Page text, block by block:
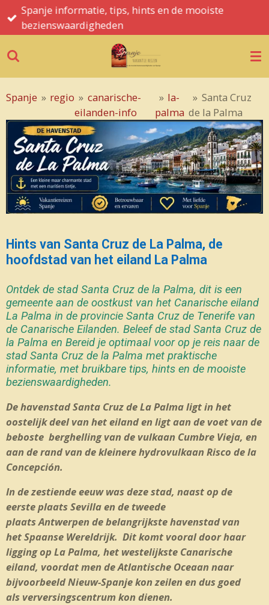
Ga
direct
de
Spanje informatie, tips, hints en de mooiste
bezienswaardigheden
Spanje » regio » canarische-
eilanden-info
» la-
palma
» Santa Cruz
de la Palma
Hints van Santa Cruz de La Palma, de
hoofdstad van het eiland La Palma
Ontdek de stad Santa Cruz de la Palma, dit is een
gemeente aan de oostkust van het Canarische eiland
La Palma in de provincie Santa Cruz de Tenerife van
de Canarische Eilanden. Beleef de stad Santa Cruz de
la Palma en Bereid je optimaal voor op je reis naar de
stad Santa Cruz de la Palma met praktische
informatie, met bruikbare tips, hints en de mooiste
bezienswaardigheden.
De havenstad Santa Cruz de La Palma ligt in het
oostelijk deel van het eiland en ligt aan de voet van de
beboste berghelling van de vulkaan Cumbre Vieja, en
aan de rand van de kleinere hydrovulkaan Risco de la
Concepción.
In de zestiende eeuw was deze stad, naast op de
eerste plaats Sevilla en de tweede
plaats Antwerpen de belangrijkste havenstad van
het Spaanse Wereldrijk. Dit komt vooral door haar
ligging op La Palma, het westelijkste Canarische
eiland, voordat men de Atlantische Oceaan naar
bijvoorbeeld Nieuw-Spanje kon zeilen en dus goed
als verversingscentrum kon dienen.